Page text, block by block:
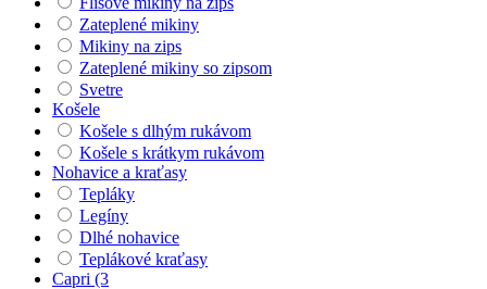
Zateplené mikiny
Mikiny na zips
Zateplené mikiny so zipsom
Svetre
Košele
Košele s dlhým rukávom
Košele s krátkym rukávom
Nohavice a kraťasy
Tepláky
Legíny
Dlhé nohavice
Teplákové kraťasy
Capri (3